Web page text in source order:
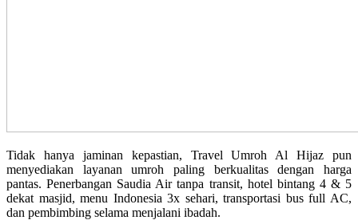
Tidak hanya jaminan kepastian, Travel Umroh Al Hijaz pun
menyediakan layanan umroh paling berkualitas dengan harga
pantas. Penerbangan Saudia Air tanpa transit, hotel bintang 4 & 5
dekat masjid, menu Indonesia 3x sehari, transportasi bus full AC,
dan pembimbing selama menjalani ibadah.